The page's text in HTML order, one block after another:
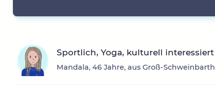
Sportlich, Yoga, kulturell interessiert
Mandala, 46 Jahre, aus Groß-Schweinbarth